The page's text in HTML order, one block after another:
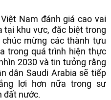
Nam đánh giá cao vai
tại khu vực, đặc biệt trong
mừng các thành tựu
trong quá trình hiện thực
2030 và tin tưởng rằng
dân Saudi Arabia sẽ tiếp
lợi hơn nữa trong sự
đất nước.